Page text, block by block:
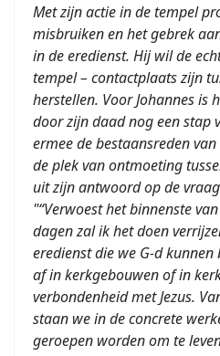
Met zijn actie in de tempel
misbruiken en het gebrek
in de eredienst. Hij wil de
tempel – contactplaats zijn
herstellen. Voor Johannes is
door zijn daad nog een stap
ermee de bestaansreden
de plek van ontmoeting
uit zijn antwoord op de
"“Verwoest het binnenste
dagen zal ik het doen
eredienst die we G-d
af in kerkgebouwen of in
verbondenheid met Jezus.
staan we in de concrete
geroepen worden om te